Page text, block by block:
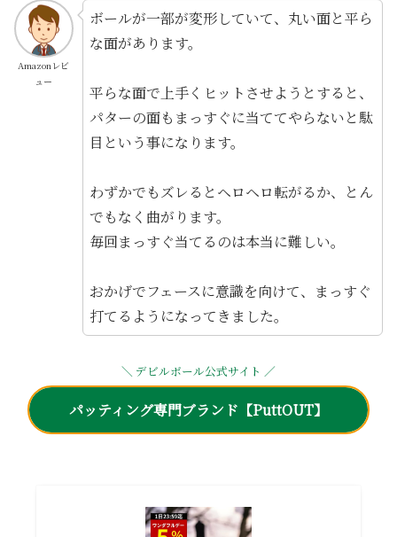
Amazonレビ
ュー
ボールが一部が変形していて、丸い面と平ら
な面があります。
平らな面で上手くヒットさせようとすると、
パターの面もまっすぐに当ててやらないと駄
目という事になります。
わずかでもズレるとヘロヘロ転がるか、とん
でもなく曲がります。
毎回まっすぐ当てるのは本当に難しい。
おかげでフェースに意識を向けて、まっすぐ
打てるようになってきました。
＼ デビルボール公式サイト ／
パッティング専門ブランド【PuttOUT】